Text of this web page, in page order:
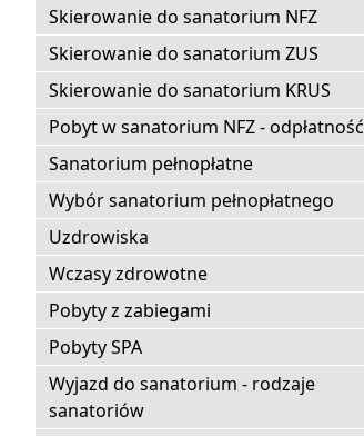
Skierowanie do sanatorium NFZ
Skierowanie do sanatorium ZUS
Skierowanie do sanatorium KRUS
Pobyt w sanatorium NFZ - odpłatność
Sanatorium pełnopłatne
Wybór sanatorium pełnopłatnego
Uzdrowiska
Wczasy zdrowotne
Pobyty z zabiegami
Pobyty SPA
Wyjazd do sanatorium - rodzaje
sanatoriów